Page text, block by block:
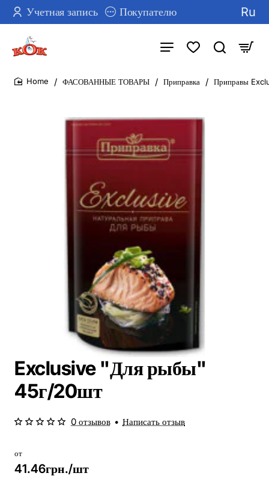
Учетная запись Покупателю Ru
ФАСОВАННЫЕ ТОВАРЫ Приправка Приправы
Exclusive "Для рыбы"
45г/20шт
0 отзывов • Написать отзыв
от
41.46грн./шт